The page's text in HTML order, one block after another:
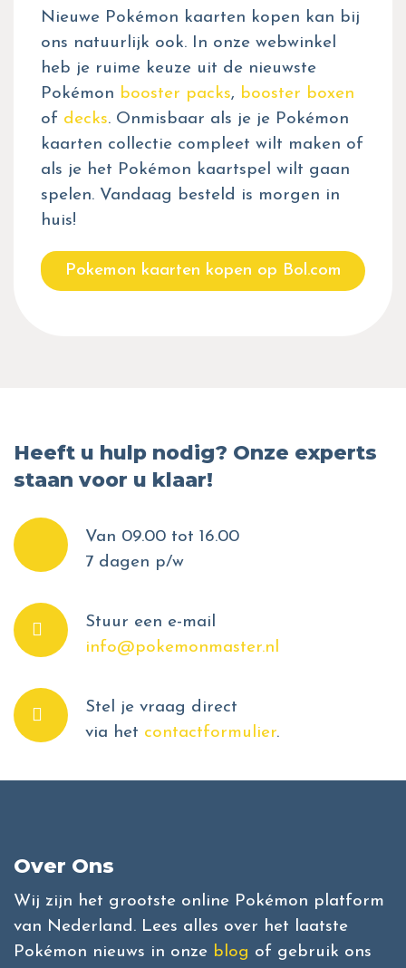
Nieuwe Pokémon kaarten kopen kan bij
ons natuurlijk ook. In onze webwinkel
heb je ruime keuze uit de nieuwste
Pokémon booster packs, booster boxen
of decks. Onmisbaar als je je Pokémon
kaarten collectie compleet wilt maken of
als je het Pokémon kaartspel wilt gaan
spelen. Vandaag besteld is morgen in
huis!
Pokemon kaarten kopen op Bol.com
Heeft u hulp nodig? Onze experts
staan voor u klaar!
Van 09.00 tot 16.00
7 dagen p/w
Stuur een e-mail
info@pokemonmaster.nl
Stel je vraag direct
via het contactformulier.
Over Ons
Wij zijn het grootste online Pokémon platform
van Nederland. Lees alles over het laatste
Pokémon nieuws in onze blog of gebruik ons